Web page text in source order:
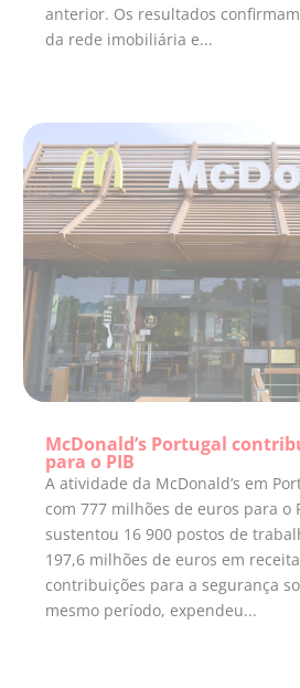
anterior. Os resultados
da rede imobiliária e...
McDonald’s Portugal
para o PIB
A atividade da McDonald’s em
com 777 milhões de euros para o
sustentou 16 900 postos de
197,6 milhões de euros em
contribuições para a segurança
mesmo período, expendeu...